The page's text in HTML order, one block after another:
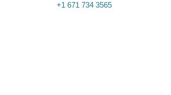
+1 671 734 3565